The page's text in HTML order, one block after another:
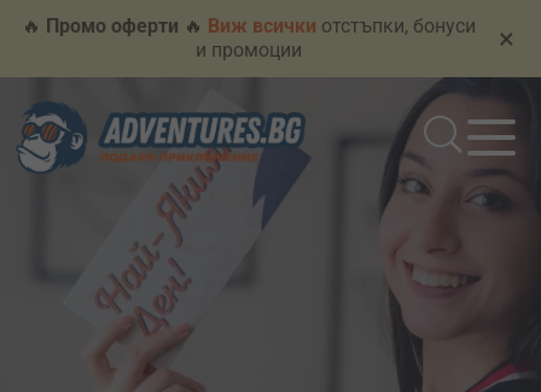
🔥 Промо оферти 🔥 Виж всички отстъпки, бонуси
и промоции
×